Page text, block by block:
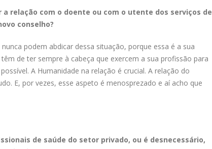
relação com o doente ou com o utente dos serviços de
conselho?
podem abdicar dessa situação, porque essa é a sua
de ter sempre à cabeça que exercem a sua profissão para
A Humanidade na relação é crucial. A relação do
E, por vezes, esse aspeto é menosprezado e aí acho que
de saúde do setor privado, ou é desnecessário,